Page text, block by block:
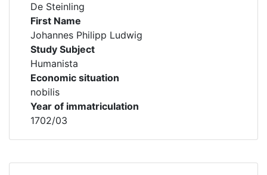
De Steinling
First Name
Johannes Philipp Ludwig
Study Subject
Humanista
Economic situation
nobilis
Year of immatriculation
1702/03